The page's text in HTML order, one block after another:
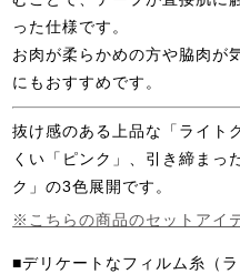
った仕様です。
お肉が柔らかめの方や脇肉が
にもおすすめです。
抜け感のある上品な「ライト
くい「ピンク」、引き締まっ
ク」の3色展開です。
※こちらの商品のセットアイ
■デリケートなフィルム糸（